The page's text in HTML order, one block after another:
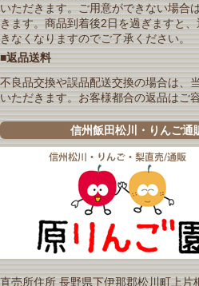
いただきます。ご用意ができない場合
きます。商品到着後2日を過ぎますと
きなくなりますのでご了承ください。
■返品送料
不良品交換や誤品配送交換の場合は、
いただきます。お客様都合の返品はご
信州飯田松川・りんご通
直売所住所 長野県下伊那郡松川町上